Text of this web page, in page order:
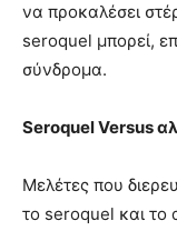
να προκαλέσει
seroquel μπορεί,
σύνδρομα.
Seroquel Versus
Μελέτες που
το seroquel και το